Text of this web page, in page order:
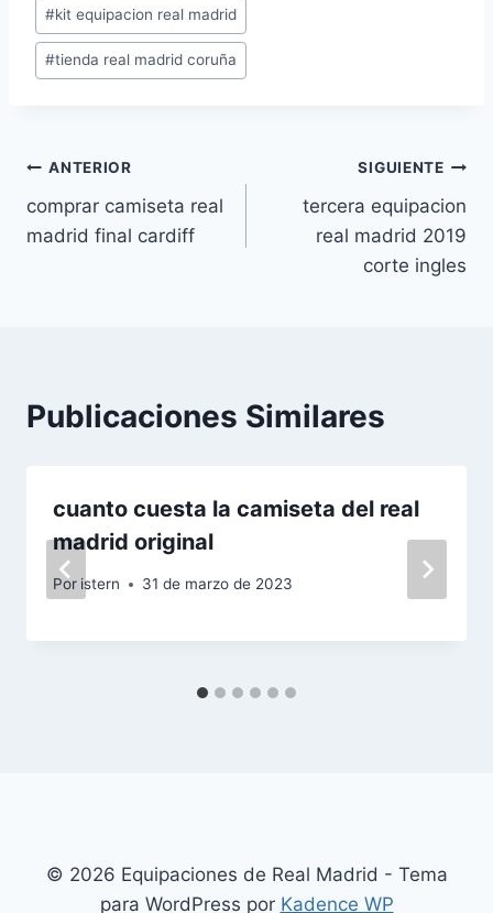
la
entrada:
#kit equipacion real madrid
#tienda real madrid coruña
Navegación
de
ANTERIOR
comprar camiseta real
madrid final cardiff
SIGUIENTE
tercera equipacion
real madrid 2019
corte ingles
Publicaciones Similares
cuanto cuesta la camiseta del real
madrid original
Por istern 31 de marzo de 2023
© 2026 Equipaciones de Real Madrid - Tema
para WordPress por Kadence WP